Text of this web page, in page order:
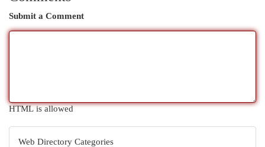
Submit a Comment
HTML is allowed
Web Directory Categories